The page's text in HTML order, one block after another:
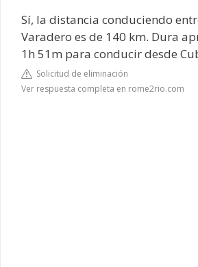
Sí, la distancia conduciendo
Varadero es de 140 km. Dura
1h 51m para conducir desde
Solicitud de eliminación
Ver respuesta completa en rome2rio.com